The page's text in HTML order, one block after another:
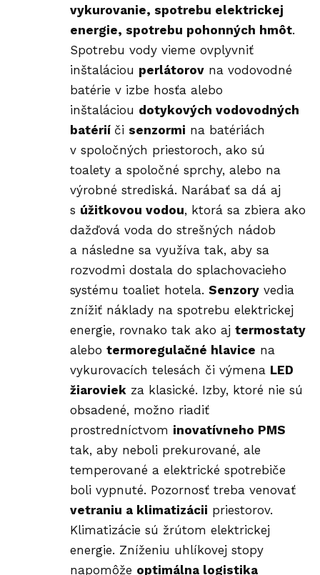
vykurovanie, spotrebu elektrickej
energie, spotrebu pohonných hmôt.
Spotrebu vody vieme ovplyvniť
inštaláciou perlátorov na vodovodné
batérie v izbe hosťa alebo
inštaláciou dotykových vodovodných
batérií či senzormi na batériách
v spoločných priestoroch, ako sú
toalety a spoločné sprchy, alebo na
výrobné strediská. Narábať sa dá aj
s úžitkovou vodou, ktorá sa zbiera ako
dažďová voda do strešných nádob
a následne sa využíva tak, aby sa
rozvodmi dostala do splachovacieho
systému toaliet hotela. Senzory vedia
znížiť náklady na spotrebu elektrickej
energie, rovnako tak ako aj termostaty
alebo termoregulačné hlavice na
vykurovacích telesách či výmena LED
žiaroviek za klasické. Izby, ktoré nie sú
obsadené, možno riadiť
prostredníctvom inovatívneho PMS
tak, aby neboli prekurované, ale
temperované a elektrické spotrebiče
boli vypnuté. Pozornosť treba venovať
vetraniu a klimatizácii priestorov.
Klimatizácie sú žrútom elektrickej
energie. Zníženiu uhlíkovej stopy
napomôže optimálna logistika